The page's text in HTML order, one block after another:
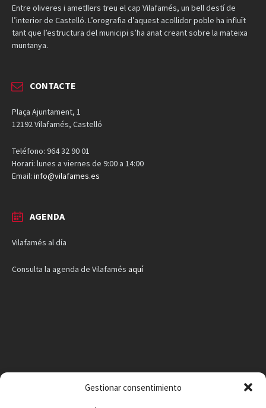
Gestionar consentimiento
Entre oliveres i ametllers treu el cap Vilafamés, un bell destí de
l’interior de Castelló. L’orografia d’aquest acollidor poble ha influït
tant que l’estructura del municipi s’ha anat creant sobre la mateixa
muntanya.
CONTACTE
Plaça Ajuntament, 1
12192 Vilafamés, Castelló
Teléfono: 964 32 90 01
Horari: lunes a viernes de 9:00 a 14:00
Email: info@vilafames.es
AGENDA
Vilafamés al día
Consulta la agenda de Vilafamés aquí